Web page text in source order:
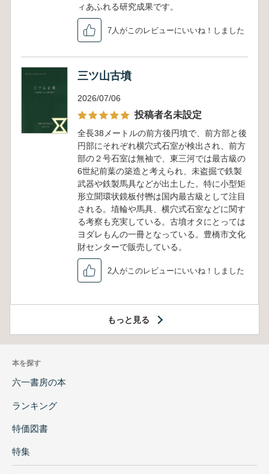
ィあふれる研究成果です。
7人がこのレビューにいいね！しました
三ツ山古墳
2026/07/06
投稿者名未設定
全長38メートルの前方後円墳で、前方部と後
円部にそれぞれ横穴式石室が検出され、前方
部の２号石室は無袖で、東三河では最古級の
6世紀前葉の築造と考えられ、未盗掘で鉄製
武器や鉄製馬具などが出土した。特に小型矩
形立聞環状鏡板付轡は国内最古級として注目
される。埴輪や馬具、横穴式石室などに関す
る考察も充実している。古墳オタにとっては
ヨダレもんの一冊となっている。豊橋市文化
財センターで販売している。
2人がこのレビューにいいね！しました
もっと見る
本を探す
六一書房の本
ランキング
特価図書
特集